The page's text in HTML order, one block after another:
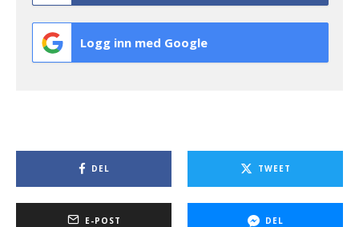
Logg inn med Google
DEL TWEET
E-POST DEL